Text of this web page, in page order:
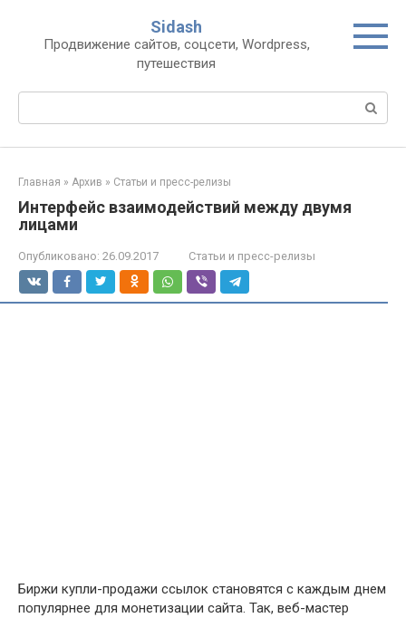
контенту
Sidash
Продвижение сайтов, соцсети, Wordpress,
путешествия
Главная » Архив » Статьи и пресс-релизы
Интерфейс взаимодействий между двумя
лицами
Опубликовано: 26.09.2017 Статьи и пресс-релизы
Биржи купли-продажи ссылок становятся с каждым днем
популярнее для монетизации сайта. Так, веб-мастер